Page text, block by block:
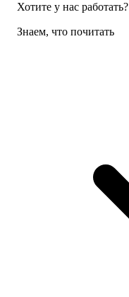
Хотите у нас работать?
Знаем, что почитать